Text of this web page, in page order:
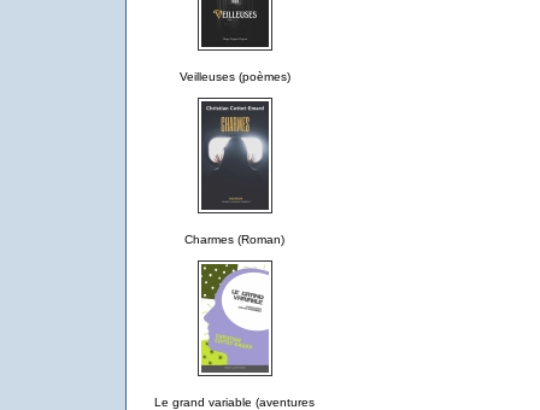
Veilleuses (poèmes)
Charmes (Roman)
Le grand variable (aventures